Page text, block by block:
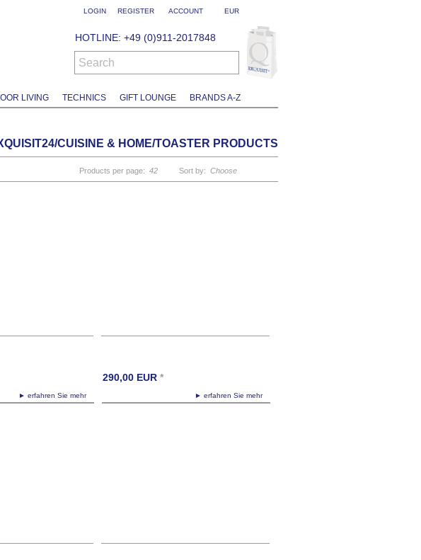
EUR
ACCOUNT
LOGIN REGISTER
LIVING TECHNICS GIFT LOUNGE BRANDS A-Z
HOTLINE: +49 (0)911-2017848
Search
Sort by: Choose
Products per page: 42
► erfahren Sie mehr ► erfahren Sie mehr
290,00 EUR *